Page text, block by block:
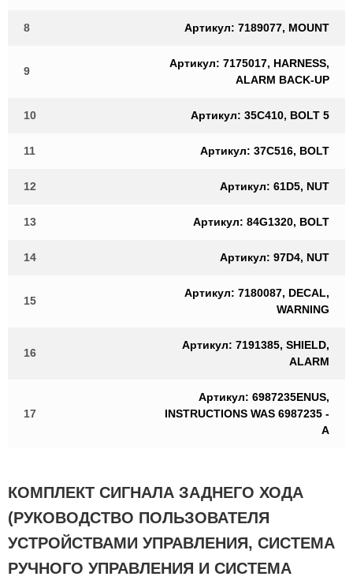
8 Артикул: 7189077, MOUNT
9
Артикул: 7175017, HARNESS,
ALARM BACK-UP
10 Артикул: 35C410, BOLT 5
11 Артикул: 37C516, BOLT
12 Артикул: 61D5, NUT
13 Артикул: 84G1320, BOLT
14 Артикул: 97D4, NUT
15
Артикул: 7180087, DECAL,
WARNING
16
Артикул: 7191385, SHIELD,
ALARM
17
Артикул: 6987235ENUS,
INSTRUCTIONS WAS 6987235 -
A
КОМПЛЕКТ СИГНАЛА ЗАДНЕГО ХОДА
(РУКОВОДСТВО ПОЛЬЗОВАТЕЛЯ
УСТРОЙСТВАМИ УПРАВЛЕНИЯ, СИСТЕМА
РУЧНОГО УПРАВЛЕНИЯ И СИСТЕМА